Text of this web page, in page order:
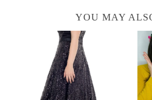
YOU MAY